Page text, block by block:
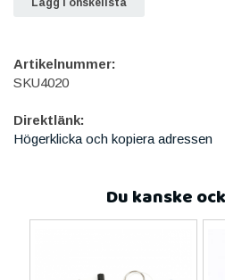
Artikelnummer:
SKU4020
Direktlänk:
Högerklicka och kopiera adressen
Du kanske